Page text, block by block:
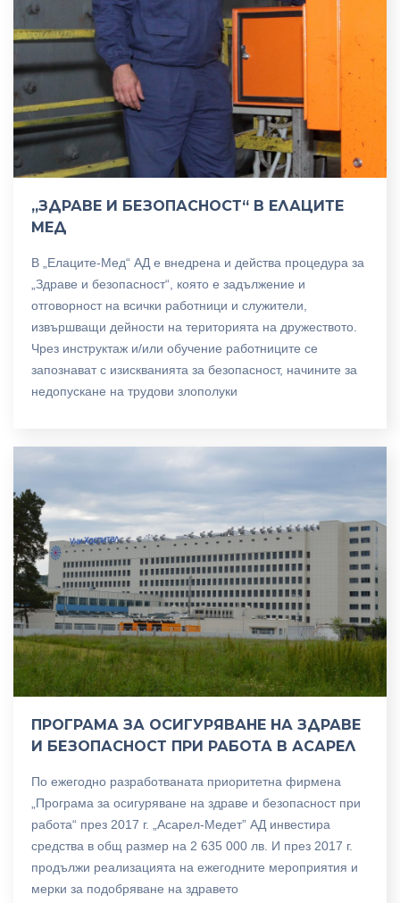
„ЗДРАВЕ И БЕЗОПАСНОСТ“ В ЕЛАЦИТЕ
МЕД
В „Елаците-Мед“ АД е внедрена и действа процедура за
„Здраве и безопасност“, която е задължение и
отговорност на всички работници и служители,
извършващи дейности на територията на дружеството.
Чрез инструктаж и/или обучение работниците се
запознават с изискванията за безопасност, начините за
недопускане на трудови злополуки
ПРОГРАМА ЗА ОСИГУРЯВАНЕ НА ЗДРАВЕ
И БЕЗОПАСНОСТ ПРИ РАБОТА В АСАРЕЛ
По ежегодно разработваната приоритетна фирмена
„Програма за осигуряване на здраве и безопасност при
работа“ през 2017 г. „Асарел-Медет” АД инвестира
средства в общ размер на 2 635 000 лв. И през 2017 г.
продължи реализацията на ежегодните мероприятия и
мерки за подобряване на здравето